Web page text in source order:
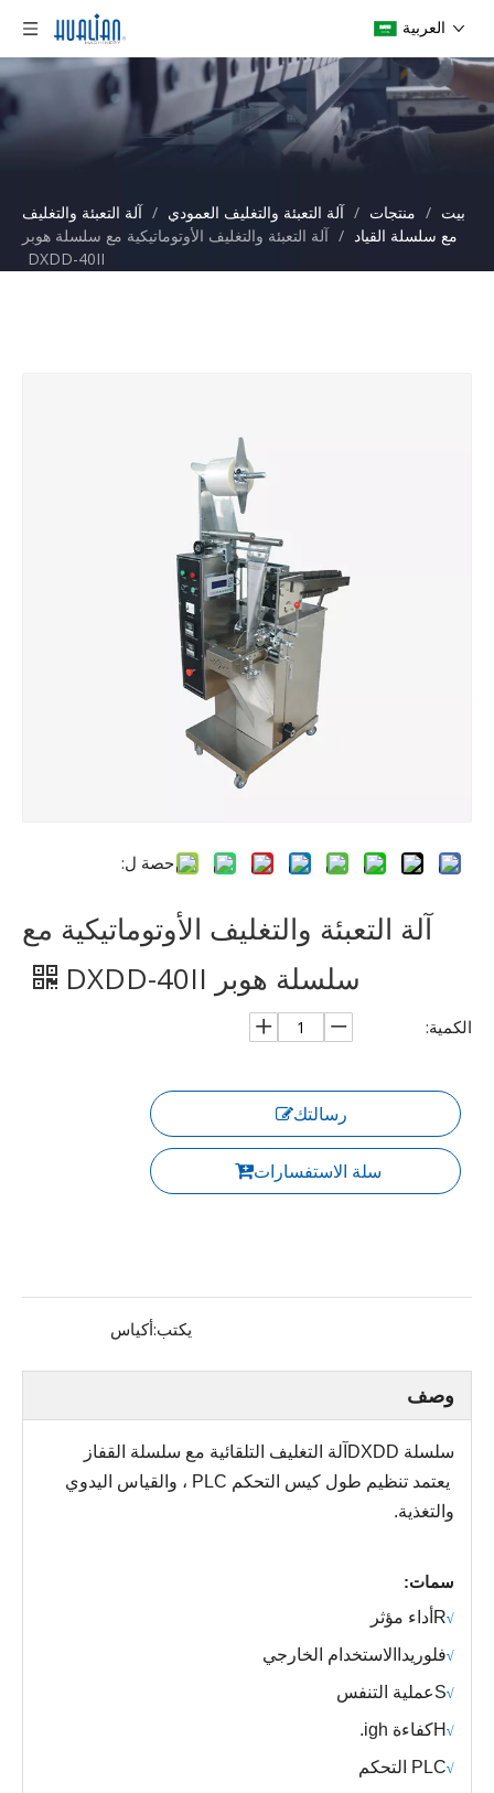
العربية
بيت / منتجات / آلة التعبئة والتغليف العمودي / آلة التعبئة والتغليف
مع سلسلة القياد / آلة التعبئة والتغليف الأوتوماتيكية مع سلسلة هوبر
DXDD-40II
حصة ل:
آلة التعبئة والتغليف الأوتوماتيكية مع
سلسلة هوبر DXDD-40II
الكمية:
رسالتك
سلة الاستفسارات
يكتب:أكياس
وصف
سلسلة DXDD
آلة التغليف التلقائية مع سلسلة القفاز
يعتمد تنظيم طول كيس التحكم PLC ، والقياس اليدوي
والتغذية.
سمات:
√
R أداء مؤثر
√فلوريدا الاستخدام الخارجي
√
Sعملية التنفس
√
Hكفاءة igh.
√PLC التحكم